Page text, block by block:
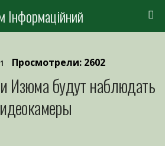
Інформаційний
Просмотрели: 2602
Изюма будут наблюдать